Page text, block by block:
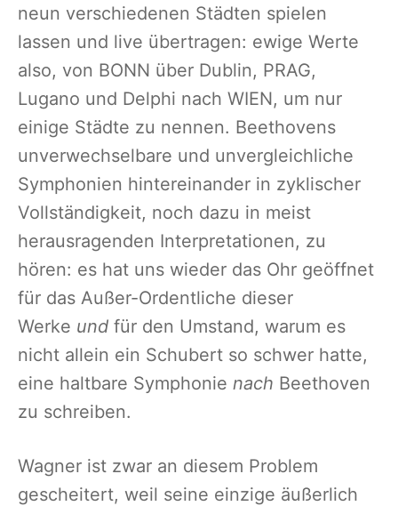
neun verschiedenen Städten spielen
lassen und live übertragen: ewige Werte
also, von BONN über Dublin, PRAG,
Lugano und Delphi nach WIEN, um nur
einige Städte zu nennen. Beethovens
unverwechselbare und unvergleichliche
Symphonien hintereinander in zyklischer
Vollständigkeit, noch dazu in meist
herausragenden Interpretationen, zu
hören: es hat uns wieder das Ohr geöffnet
für das Außer-Ordentliche dieser
Werke und für den Umstand, warum es
nicht allein ein Schubert so schwer hatte,
eine haltbare Symphonie nach Beethoven
zu schreiben.
Wagner ist zwar an diesem Problem
gescheitert, weil seine einzige äußerlich